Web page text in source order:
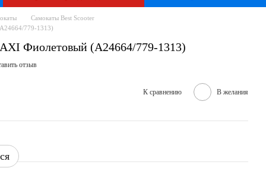
Самокаты Best Scooter
779-1313)
Фиолетовый (А24664/779-1313)
отзыв
К сравнению В желания